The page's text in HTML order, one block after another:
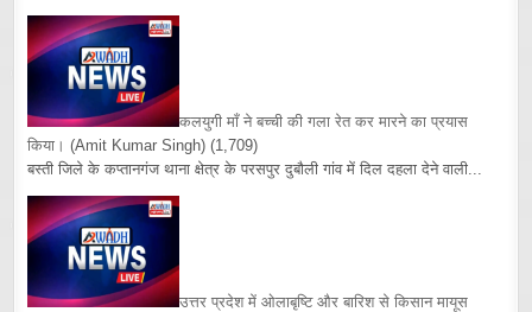
कलयुगी माँ ने बच्ची की गला रेत कर मारने का प्रयास
किया। (Amit Kumar Singh) (1,709)
बस्ती जिले के कप्तानगंज थाना क्षेत्र के परसपुर दुबौली गांव में दिल दहला देने वाली...
उत्तर प्रदेश में ओलाबृष्टि और बारिश से किसान मायूस